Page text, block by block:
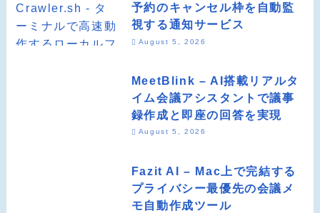
予約のキャンセル枠を自動監
視する通知サービス
August 5, 2026
MeetBlink – AI搭載リアルタ
イム会議アシスタントで議事
録作成と即座の回答を実現
August 5, 2026
Fazit AI – Mac上で完結する
プライバシー最優先の会議メ
モ自動作成ツール